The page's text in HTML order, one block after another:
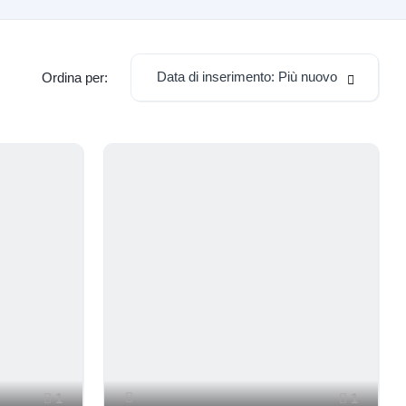
Ordina per: Data di inserimento: Più nuovo
1 1